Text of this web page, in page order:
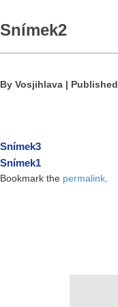
Snímek2
By Vosjihlava | Published
Snímek3
Snímek1
Bookmark the permalink.